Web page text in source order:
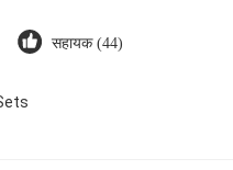
सहायक (44)